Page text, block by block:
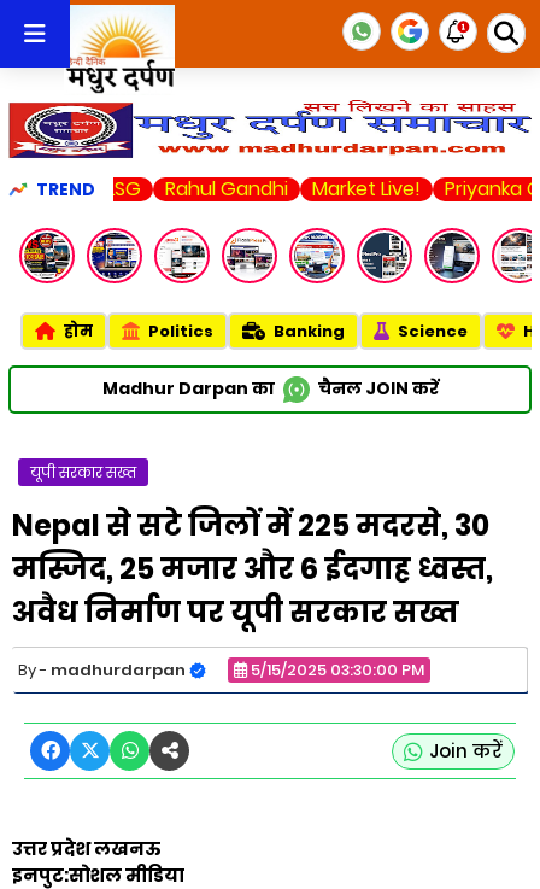
TREND
LSG Rahul Gandhi Market Live! Priyanka Chopra
होम Politics Banking Science
Madhur Darpan का चैनल JOIN करें
यूपी सरकार सख्त
Nepal से सटे जिलों में 225 मदरसे, 30
मस्जिद, 25 मजार और 6 ईदगाह ध्वस्त,
अवैध निर्माण पर यूपी सरकार सख्त
madhurdarpan 5/15/2025 03:30:00 PM
Join करें
उत्तर प्रदेश लखनऊ
इनपुट:सोशल मीडिया